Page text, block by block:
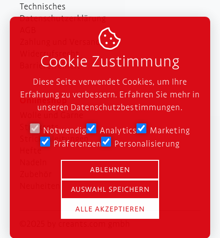
Technisches
Datenschutzerklärung
Zahlung und Versand
Widerrufsrecht
Barrierefreiheit
Onlineshop
Stricksets
Strickanleitungen

Cookie Zustimmung
Diese Seite verwendet Cookies, um Ihre
Erfahrung zu verbessern. Erfahren Sie mehr in
unseren Datenschutzbestimmungen.
Notwendig Analytics
Marketing
Präferenzen
Personalisierung
ABLEHNEN
AUSWAHL SPEICHERN
ALLE AKZEPTIEREN